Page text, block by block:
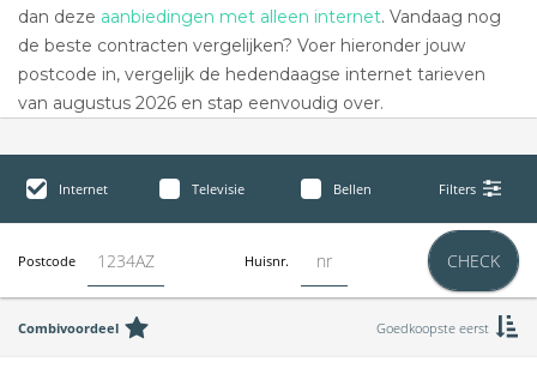
dan deze aanbiedingen met alleen internet. Vandaag nog
de beste contracten vergelijken? Voer hieronder jouw
postcode in, vergelijk de hedendaagse internet tarieven
van augustus 2026 en stap eenvoudig over.
Internet Televisie Bellen Filters
Postcode Huisnr. CHECK
Combivoordeel Goedkoopste eerst